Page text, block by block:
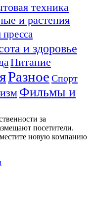
техника
и растения
и здоровье
Питание
Разное Спорт
Фильмы и
за
посетители.
новую компанию